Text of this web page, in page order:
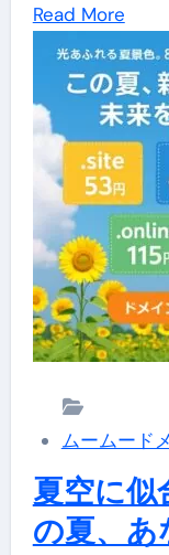
業
務
効
率
化
で
売
上
UP！
IT
導
入
補
助
金
活
個
別
Read MoreRead
more
ウ
ェ
ブ
サ
イ
ト
の
安
無
料
で
診
ムームード
夏空に似
の夏、